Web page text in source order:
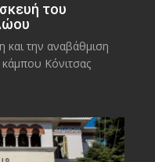
του
και την αναβάθμιση
Κόνιτσας